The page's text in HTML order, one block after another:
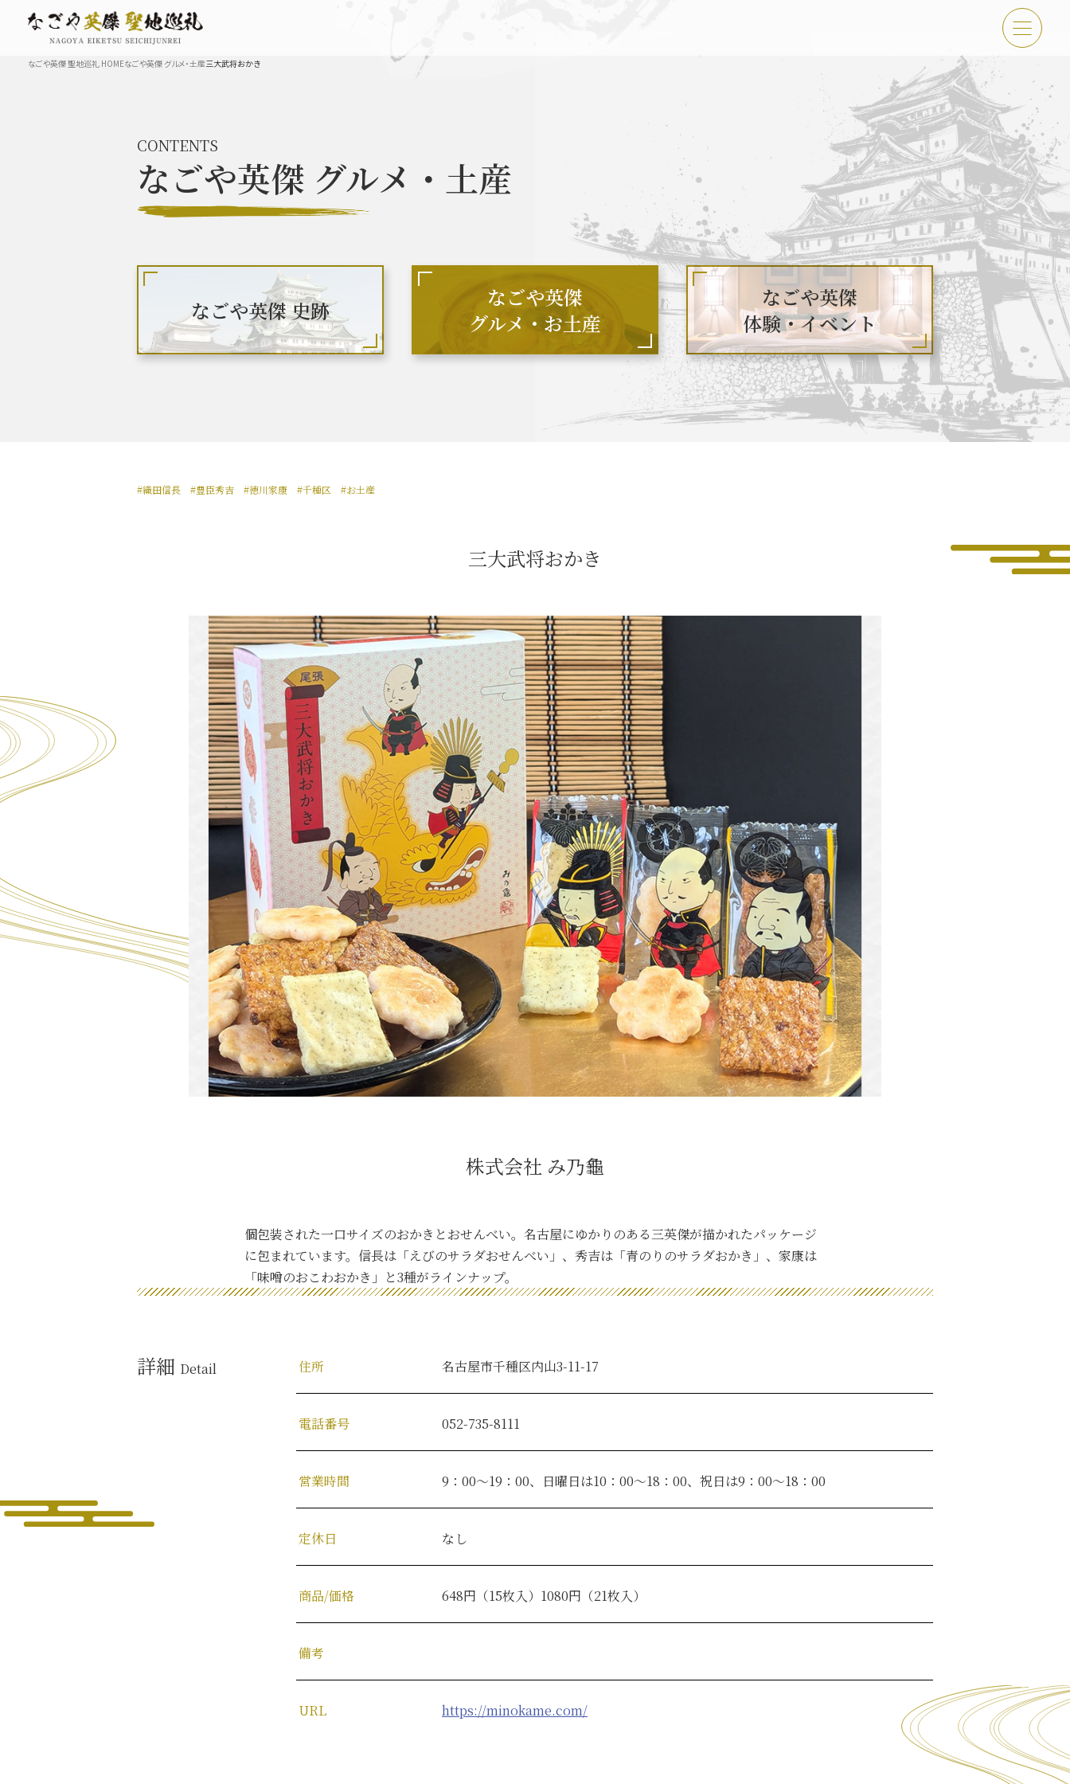
お知らせ
なごや英傑 史跡 一覧
なごや英傑 グルメ・土産 一覧 なごや英傑 体験・イベント
豊臣秀長と名古屋の関係 秀長関連 史跡 一覧 秀長グルメ・土産一覧 名古屋＜秀長＞観光モデルコース
豊臣秀吉と名古屋の関係 秀吉関連 史跡 一覧 秀吉グルメ・土産 一覧 秀吉功路
信長グルメ・土産一覧 信長攻路
加藤清正と名古屋の関係 清正関連 史跡 一覧 名古屋＜清正＞観光モデルコース
なごや英傑 聖地巡礼 HOMEなごや英傑 グルメ・土産三大武将おかき
CONTENTS
なごや英傑 グルメ・土産
なごや英傑 史跡
なごや英傑
グルメ・お土産
なごや英傑
体験・イベント
#織田信長 #豊臣秀吉 #徳川家康 #千種区 #お土産
三大武将おかき
株式会社 み乃龜
個包装された一口サイズのおかきとおせんべい。名古屋にゆかりのある三英傑が描かれたパッケージ
に包まれています。信長は「えびのサラダおせんべい」、秀吉は「青のりのサラダおかき」、家康は
「味噌のおこわおかき」と3種がラインナップ。
詳細 Detail 住所 名古屋市千種区内山3-11-17
電話番号 052-735-8111
営業時間 9：00～19：00、日曜日は10：00～18：00、祝日は9：00～18：00
定休日 なし
商品/価格 648円（15枚入）1080円（21枚入）
備考
URL https://minokame.com/